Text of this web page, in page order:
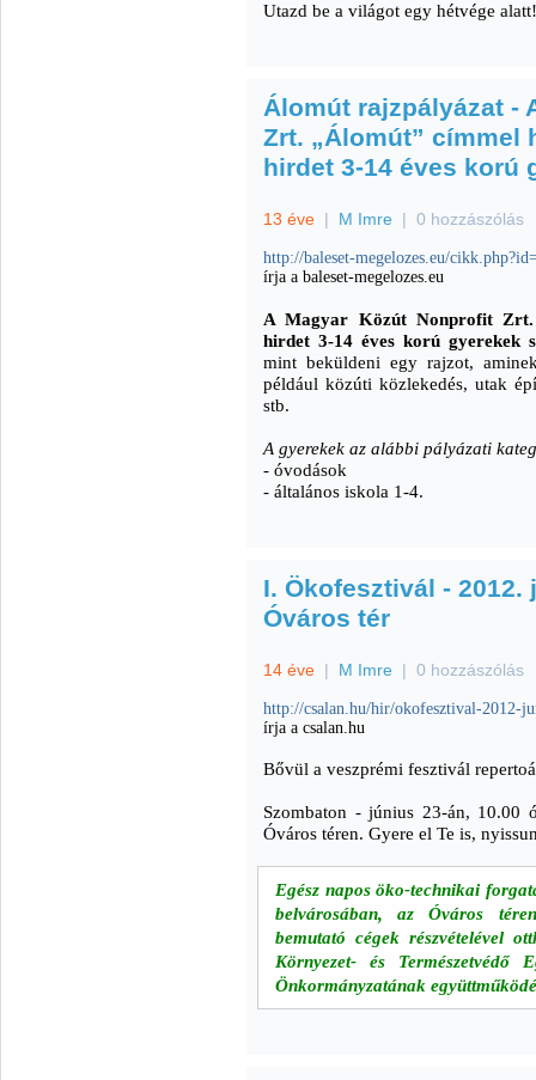
Utazd be a világot egy hétvége alatt!
Álomút rajzpályázat -
Zrt. „Álomút” címmel
hirdet 3-14 éves korú
13 éve | M Imre | 0 hozzászólás
http://baleset-megelozes.eu/
írja a baleset-megelozes.eu
A Magyar Közút Nonprofit Zrt.
hirdet 3-14 éves korú gyerekek
mint beküldeni egy rajzot,
például közúti közlekedés, utak
stb.
A gyerekek az alábbi pályázati
- óvodások
- általános iskola 1-4.
I. Ökofesztivál - 2012.
Óváros tér
14 éve | M Imre | 0 hozzászólás
http://csalan.hu/hir/okofesztival-2012-
írja a csalan.hu
Bővül a veszprémi fesztivál
Szombaton - június 23-án,
Óváros téren. Gyere el Te is,
Egész napos öko-technikai
belvárosában, az Óváros
bemutató cégek részvételével
Környezet- és Természetvédő
Önkormányzatának